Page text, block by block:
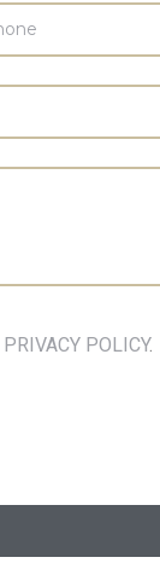
PRIVACY POLICY.